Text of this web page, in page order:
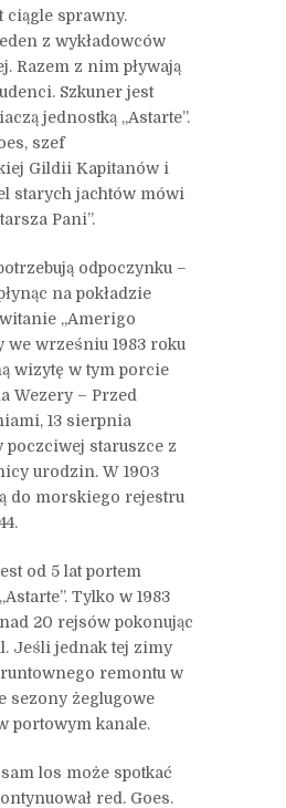
ciągle sprawny.
z wykładowców
Razem z nim pływają
Szkuner jest
jednostką „Astarte”.
szef
Gildii Kapitanów i
starych jachtów mówi
Pani”.
odpoczynku –
na pokładzie
„Amerigo
we wrześniu 1983 roku
wizytę w tym porcie
Wezery – Przed
13 sierpnia
poczciwej staruszce z
urodzin. W 1903
do morskiego rejestru
od 5 lat portem
Tylko w 1983
20 rejsów pokonując
Jeśli jednak tej zimy
remontu w
sezony żeglugowe
portowym kanale.
los może spotkać
red. Goes.